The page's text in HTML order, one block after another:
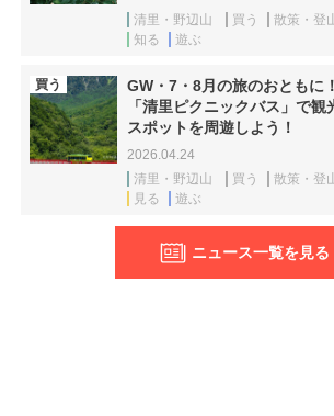
清里・野辺山
買う 散策・登
知る
遊ぶ
買う
GW・7・8月の旅のおとも
「清里ピクニックバス」で
スポットを周遊しよう！
2026.04.24
清里・野辺山
買う 散策・登
見る
遊ぶ
ニュース一覧を見る